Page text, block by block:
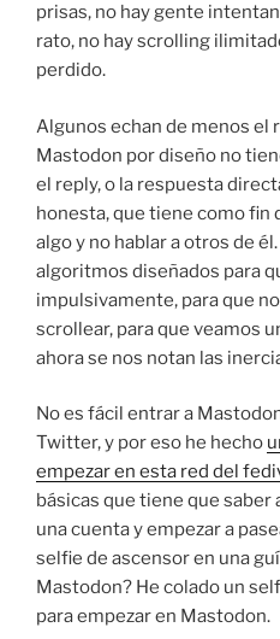
prisas, no hay gente
rato, no hay scrolling
perdido.
Algunos echan de menos el
Mastodon por diseño no
el reply, o la respuesta
honesta, que tiene como fin
algo y no hablar a otros de
algoritmos diseñados para
impulsivamente, para que
scrollear, para que veamos
ahora se nos notan las
No es fácil entrar a
Twitter, y por eso he hecho
empezar en esta red del
básicas que tiene que
una cuenta y empezar a
selfie de ascensor en una
Mastodon? He colado un
para empezar en Mastodon.